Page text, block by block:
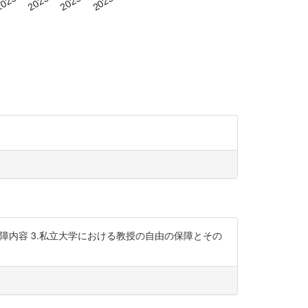
内容 3.私立大学における教授の自由の保障とその